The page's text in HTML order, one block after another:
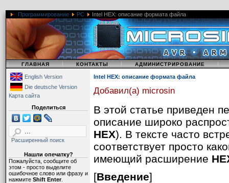
Программирование PC Intel HEX: описание формата файла
| ГЛАВНАЯ | КОНТАКТЫ | АДМИНИСТРИРОВАНИЕ |
English Version
Die deutsche Version
Карта сайта
Поделиться
Расширенный поиск
Нашли опечатку?
Пожалуйста, сообщите об
этом - просто выделите
ошибочное слово или фразу и
нажмите Shift Enter.
Intel HEX: описание формата файла
Добавил(а) microsin
В этой статье приведен
описание широко
HEX). В тексте часто
соответствует просто
имеющий расширение
[Введение]